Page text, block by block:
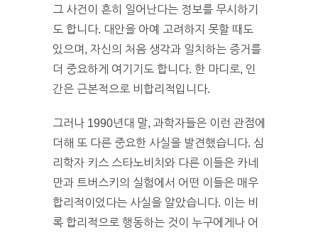
그 사건이 흔히 일어난다는 정보를 무시하기
도 합니다. 대안을 아예 고려하지 못할 때도
있으며, 자신의 처음 생각과 일치하는 증거를
더 중요하게 여기기도 합니다. 한 마디로, 인
간은 근본적으로 비합리적입니다.
그러나 1990년대 말, 과학자들은 이런 관점에
더해 또 다른 중요한 사실을 발견했습니다. 심
리학자 키스 스타노비치와 다른 이들은 카네
만과 트버스키의 실험에서 어떤 이들은 매우
합리적이었다는 사실을 알았습니다. 이는 비
록 합리적으로 행동하는 것이 누구에게나 어